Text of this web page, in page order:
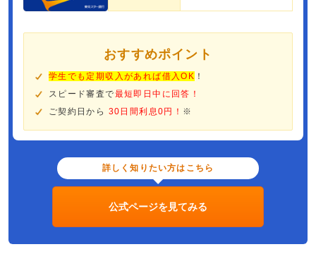
おすすめポイント
学生でも定期収入があれば借入OK ！
スピード審査で最短即日中に回答！
ご契約日から 30日間利息0円！ ※
詳しく知りたい方はこちら
公式ページを見てみる